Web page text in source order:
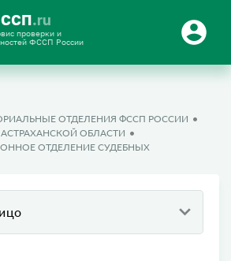
.ru
проверки и
ФССП России
ОТДЕЛЕНИЯ ФССП РОССИИ
ОБЛАСТИ
ОТДЕЛЕНИЕ СУДЕБНЫХ